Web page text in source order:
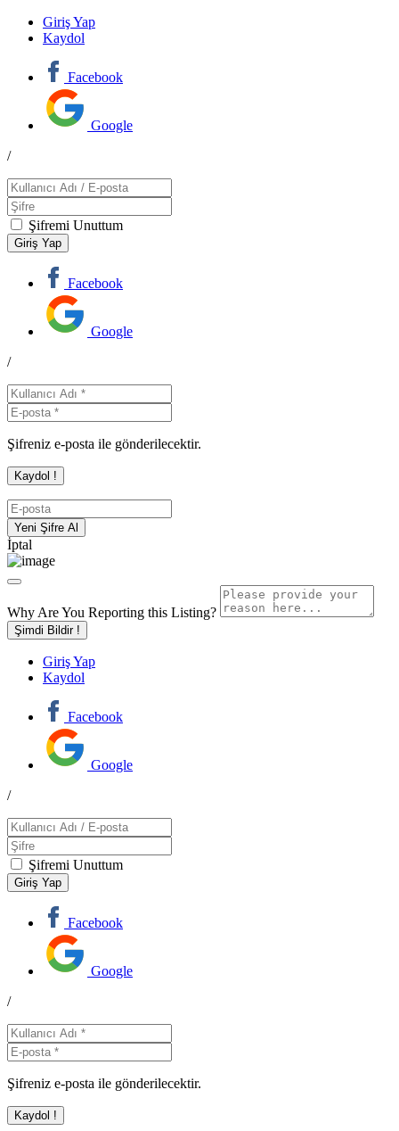
Giriş Yap
Kaydol
Facebook
Google
/
Şifremi Unuttum
Facebook
Google
/
Şifreniz e-posta ile gönderilecektir.
İptal
Why Are You Reporting this Listing?
Şimdi Bildir !
Giriş Yap
Kaydol
Facebook
Google
/
Şifremi Unuttum
Facebook
Google
/
Şifreniz e-posta ile gönderilecektir.